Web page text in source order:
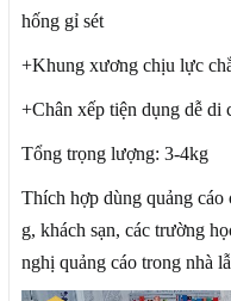
hống gỉ sét
+Khung xương chịu lực
+Chân xếp tiện dụng dễ di
Tổng trọng lượng: 3-4kg
Thích hợp dùng quảng cáo
g, khách sạn, các trường
nghị quảng cáo trong nhà